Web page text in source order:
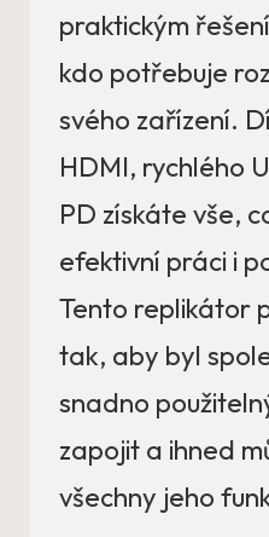
praktickým
kdo potřebuje
svého zařízení.
HDMI, rychlého
PD získáte vše,
efektivní práci i
Tento replikátor
tak, aby byl
snadno
zapojit a ihned
všechny jeho